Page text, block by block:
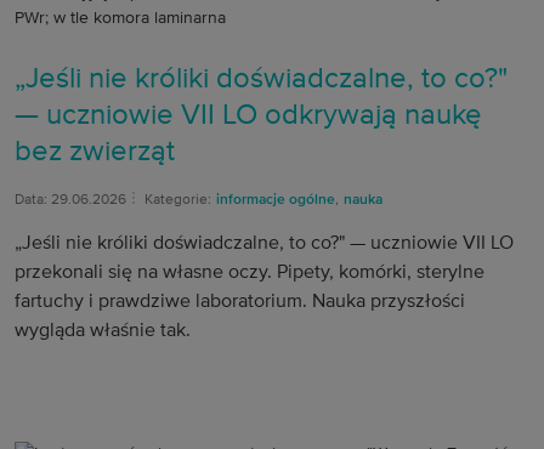
„Jeśli nie króliki doświadczalne, to co?"
— uczniowie VII LO odkrywają naukę
bez zwierząt
Data: 29.06.2026 Kategorie: informacje ogólne, nauka
„Jeśli nie króliki doświadczalne, to co?" — uczniowie VII LO
przekonali się na własne oczy. Pipety, komórki, sterylne
fartuchy i prawdziwe laboratorium. Nauka przyszłości
wygląda właśnie tak.